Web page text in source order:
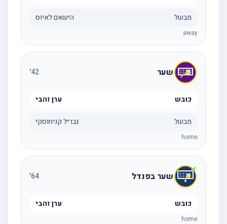
מבשל הישאם לאיוס
away
שער 42
'
כובש ערן זהבי
מבשל גבריל קניחוסקי
home
שער בפנדל 64
'
כובש ערן זהבי
home